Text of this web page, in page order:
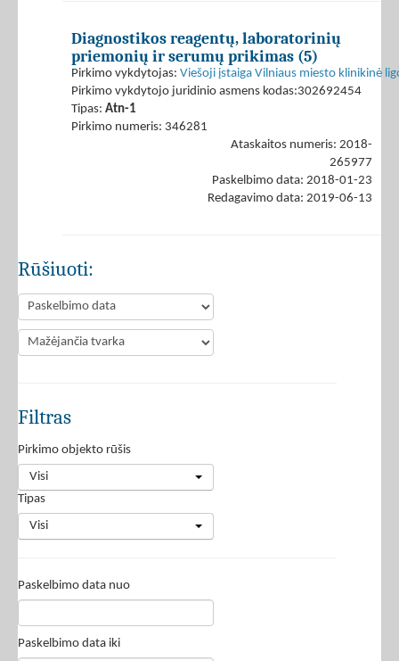
Diagnostikos reagentų, laboratorinių
priemonių ir serumų prikimas (5)
Pirkimo vykdytojas: Viešoji įstaiga Vilniaus miesto klinikinė
Pirkimo vykdytojo juridinio asmens kodas:302692454
Tipas: Atn-1
Pirkimo numeris: 346281
Ataskaitos numeris: 2018-
265977
Paskelbimo data: 2018-01-23
Redagavimo data: 2019-06-13
Rūšiuoti:
Filtras
Pirkimo objekto rūšis
Visi
Tipas
Visi
Paskelbimo data nuo
Paskelbimo data iki